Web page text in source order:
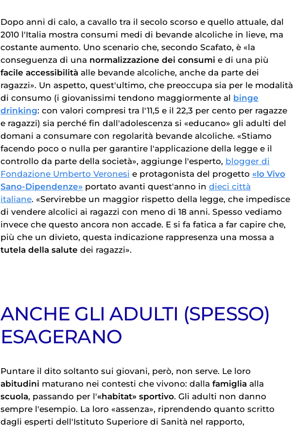
Dopo anni di calo, a cavallo tra il secolo scorso e quello attuale, dal
2010 l'Italia mostra consumi medi di bevande alcoliche in lieve, ma
costante aumento. Uno scenario che, secondo Scafato, è «la
conseguenza di una normalizzazione dei consumi e di una più
facile accessibilità alle bevande alcoliche, anche da parte dei
ragazzi». Un aspetto, quest'ultimo, che preoccupa sia per le modalità
di consumo (i giovanissimi tendono maggiormente al binge
drinking: con valori compresi tra l'11,5 e il 22,3 per cento per ragazze
e ragazzi) sia perché fin dall'adolescenza si «educano» gli adulti del
domani a consumare con regolarità bevande alcoliche. «Stiamo
facendo poco o nulla per garantire l'applicazione della legge e il
controllo da parte della società», aggiunge l'esperto, blogger di
Fondazione Umberto Veronesi e protagonista del progetto «Io Vivo
Sano-Dipendenze» portato avanti quest'anno in dieci città
italiane. «Servirebbe un maggior rispetto della legge, che impedisce
di vendere alcolici ai ragazzi con meno di 18 anni. Spesso vediamo
invece che questo ancora non accade. E si fa fatica a far capire che,
più che un divieto, questa indicazione rappresenza una mossa a
tutela della salute dei ragazzi».
ANCHE GLI ADULTI (SPESSO)
ESAGERANO
Puntare il dito soltanto sui giovani, però, non serve. Le loro
abitudini maturano nei contesti che vivono: dalla famiglia alla
scuola, passando per l'«habitat» sportivo. Gli adulti non danno
sempre l'esempio. La loro «assenza», riprendendo quanto scritto
dagli esperti dell'Istituto Superiore di Sanità nel rapporto,